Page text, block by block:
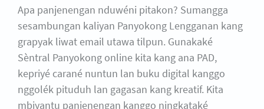
Apa panjenengan nduwéni pitakon? Sumangga
sesambungan kaliyan Panyokong Lengganan kang
grapyak liwat email utawa tilpun. Gunakaké
Sèntral Panyokong online kita kang ana PAD,
kepriyé carané nuntun lan buku digital kanggo
nggolék pituduh lan gagasan kang kreatif. Kita
mbiyantu panjenengan kanggo ningkataké